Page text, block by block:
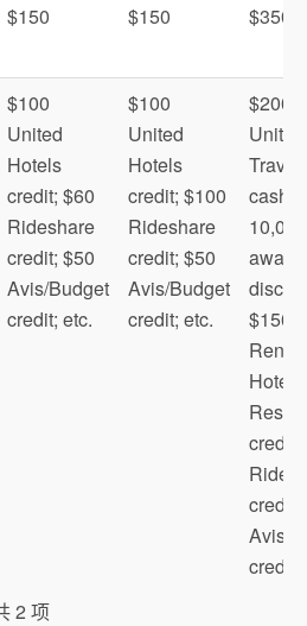
Mileage Plus X (MPX)
$150 $150 $350
$100
United
Hotels
credit; $60
Rideshare
credit; $50
Avis/Budget
credit; etc.
$100
United
Hotels
credit; $100
Rideshare
credit; $50
Avis/Budget
credit; etc.
$200
United
cash;
award
$150
credit;
credit;
Avis/
credit;
2 项